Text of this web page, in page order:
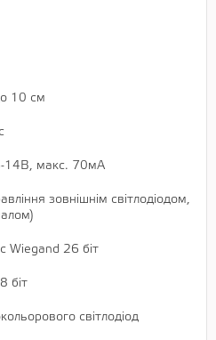
10 см
14В, макс. 70мА
зовнішнім світлодіодом,
Wiegand 26 біт
біт
світлодіод